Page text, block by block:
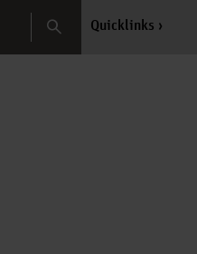
Search Quicklinks